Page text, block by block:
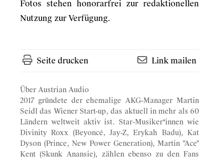
Fotos stehen honorarfrei zur redaktionellen
Nutzung zur Verfügung.
Seite drucken Link mailen
Über Austrian Audio
2017 gründete der ehemalige AKG-Manager Martin
Seidl das Wiener Start-up, das aktuell in mehr als 60
Ländern weltweit aktiv ist. Star-Musiker*innen wie
Divinity Roxx (Beyoncé, Jay-Z, Erykah Badu), Kat
Dyson (Prince, New Power Generation), Martin "Ace"
Kent (Skunk Anansie), zählen ebenso zu den Fans